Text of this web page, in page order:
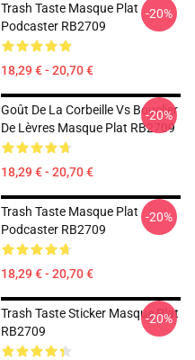
Trash Taste Masque Plat
Podcaster RB2709
18,29 € - 20,70 €
-20%
Goût De La Corbeille Vs Bouclier
De Lèvres Masque Plat RB2709
18,29 € - 20,70 €
-20%
Trash Taste Masque Plat
Podcaster RB2709
18,29 € - 20,70 €
-20%
Trash Taste Sticker Masque Plat
RB2709
-20%